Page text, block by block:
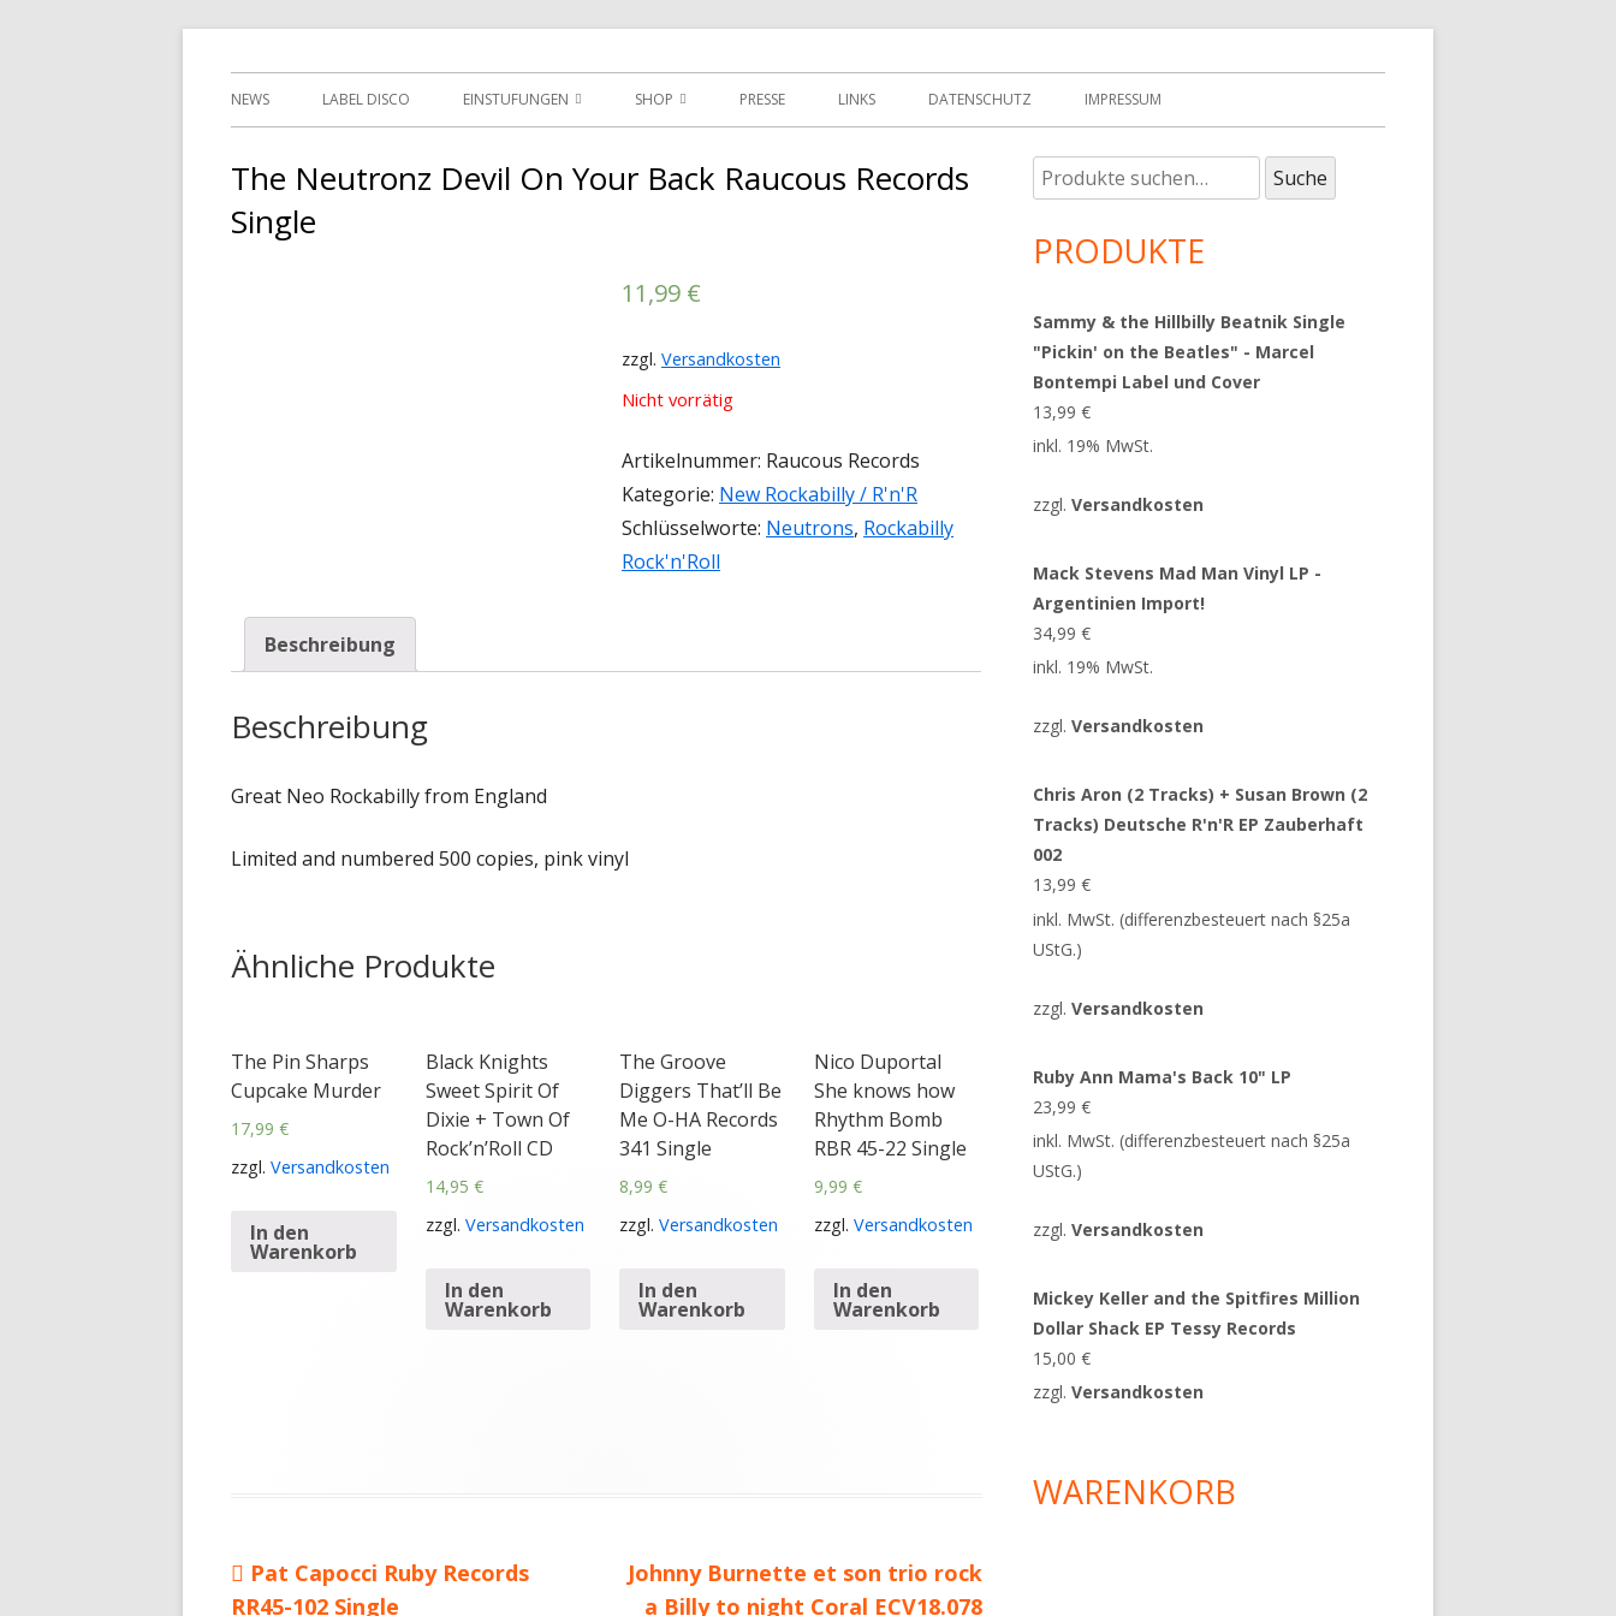
Tessy Records
Primäres
NEWS LABEL DISCO EINSTUFUNGEN SHOP
AGBS
PRESSE LINKS DATENSCHUTZ IMPRESSUM
The Neutronz Devil On Your Back Raucous Records
Single
11,99 €
zzgl. Versandkosten
Nicht vorrätig
Artikelnummer: Raucous Records
Kategorie: New Rockabilly / R'n'R
Schlüsselworte: Neutrons, Rockabilly
Rock'n'Roll
Beschreibung
Beschreibung
Great Neo Rockabilly from England
Limited and numbered 500 copies, pink vinyl
Ähnliche Produkte
The Pin Sharps
Cupcake Murder
17,99 €
zzgl. Versandkosten
In den
Warenkorb
Black Knights
Sweet Spirit Of
Dixie + Town Of
Rock’n’Roll CD
14,95 €
zzgl. Versandkosten
In den
Warenkorb
The Groove
Diggers That’ll Be
Me O-HA Records
341 Single
8,99€
zzgl.Versandkosten
In den
Warenkorb
Nico Duportal
She knows how
Rhythm Bomb
RBR 45-22 Single
9,99 €
zzgl. Versandkosten
In den
Warenkorb
Beitragsnavigation
Vorheriger
Beitrag:
Pat Capocci Ruby Records
RR45-102 Single
Nächster
Beitrag
Johnny Burnette et son trio rock
a Billy to night Coral ECV18.078
Haupt-
Seitenleiste
Suche
nach:
Suche
PRODUKTE
Sammy & the Hillbilly Beatnik Single
"Pickin' on the Beatles" - Marcel
Bontempi Label und Cover
13,99€
inkl. 19% MwSt.
zzgl.Versandkosten
Mack Stevens Mad Man Vinyl LP -
Argentinien Import!
34,99€
inkl. 19% MwSt.
zzgl.Versandkosten
Chris Aron (2 Tracks) + Susan Brown (2
Tracks) Deutsche R'n'R EP Zauberhaft
002
13,99€
inkl. MwSt. (differenzbesteuert nach §25a
UStG.)
zzgl.Versandkosten
Ruby Ann Mama's Back 10" LP
23,99€
inkl. MwSt. (differenzbesteuert nach §25a
UStG.)
zzgl.Versandkosten
Mickey Keller and the Spitfires Million
Dollar Shack EP Tessy Records
15,00€
zzgl.Versandkosten
WARENKORB